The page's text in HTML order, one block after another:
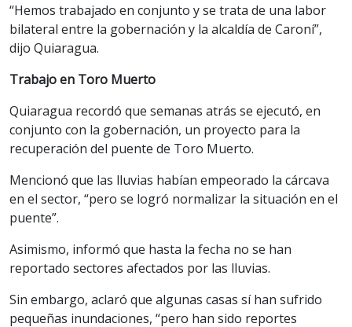
“Hemos trabajado en conjunto y se trata de una labor
bilateral entre la gobernación y la alcaldía de Caroní”,
dijo Quiaragua.
Trabajo en Toro Muerto
Quiaragua recordó que semanas atrás se ejecutó, en
conjunto con la gobernación, un proyecto para la
recuperación del puente de Toro Muerto.
Mencionó que las lluvias habían empeorado la cárcava
en el sector, “pero se logró normalizar la situación en el
puente”.
Asimismo, informó que hasta la fecha no se han
reportado sectores afectados por las lluvias.
Sin embargo, aclaró que algunas casas sí han sufrido
pequeñas inundaciones, “pero han sido reportes